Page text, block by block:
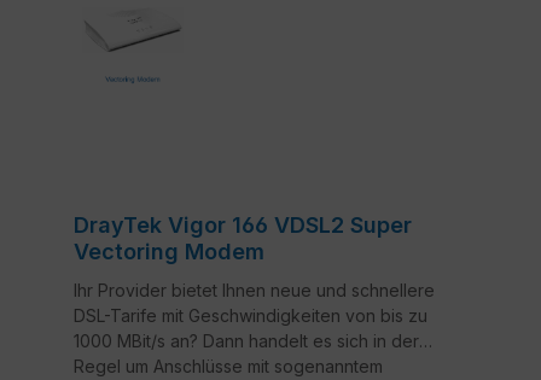
DrayTek Vigor 166 VDSL2 Super
Vectoring Modem
Ihr Provider bietet Ihnen neue und schnellere
DSL-Tarife mit Geschwindigkeiten von bis zu
1000 MBit/s an? Dann handelt es sich in der
Regel um Anschlüsse mit sogenanntem